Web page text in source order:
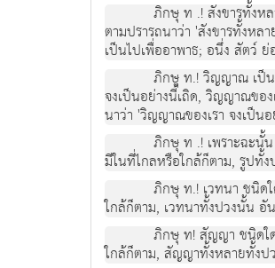
ภิกษุ ท .! สังขารทั้งหล
ตามปรารถนาวา 'สังขารทั้งหล
เปนไปเพื่ออาพาธ; อนึ่ง สัตว ย
ภิกษุ ท.! วิญญาณ เปน
จงเปนอยางนี้เถิด, วิญญาณขอ
นาวา 'วิญญาณของเรา จงเปน
ภิกษุ ท .! เพราะฉะนั้
มีในที่ไกลหรือใกลก็ตาม, รูปทั้ง
ภิกษุ ท.! เวทนา ชนิด
ใกลก็ตาม, เวทนาทั้งปวงนั้น อัน
ภิกษุ ท! สัญญา ชนิดใด
ใกลก็ตาม, สัญญาทั้งหลายทั้งปวง